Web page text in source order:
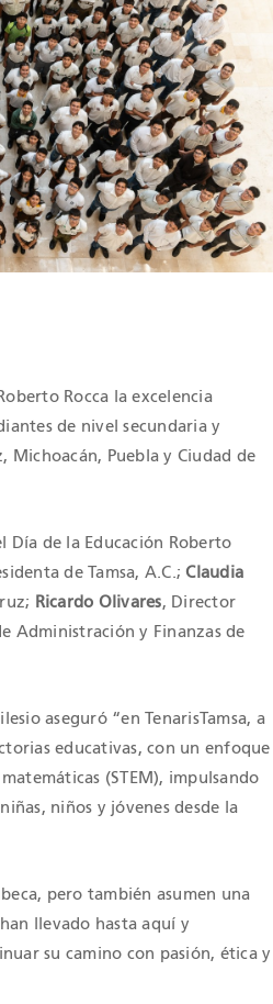
Rocca la excelencia
de nivel secundaria y
Michoacán, Puebla y Ciudad de
Día de la Educación Roberto
de Tamsa, A.C.;Claudia
Ricardo Olivares, Director
Administración y Finanzas de
aseguró “en TenarisTamsa, a
educativas, con un enfoque
(STEM), impulsando
niños y jóvenes desde la
pero también asumen una
llevado hasta aquí y
su camino con pasión, ética y